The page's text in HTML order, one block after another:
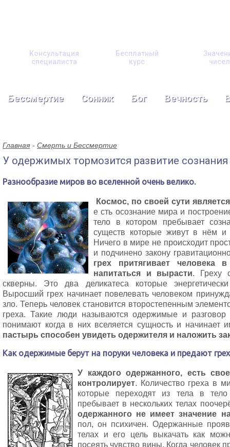
Консультация
специалиста
Бесплатный
курс
чисел
Бессмертие Сонник Бог Вечность
Главная Смерть и Бессмертие
У одержимых тормозится развитие сознания
Разнообразие миров во вселенной очень велико.
Космос, по своей сути
е сть осознание мира и
тело в котором пребывает
существ которые живут в нём и
Ничего в мире не происходит
и подчинено закону
грех притягивает человека
напитаться и вырасти. Греху
скверны. Это два деликатеса которые
Выросший грех начинает повелевать человеком
зло. Теперь человек становится второстепенным
греха. Такие люди называются одержимые и
понимают когда в них вселяется сущность и начинает
пастырь способен увидеть одержителя и наложить
Как одержимые берут на поруки человека и предают
У каждого одержанного, есть
контролирует. Количество греха в
которые переходят из тела в
пребывает в нескольких телах
одержанного не имеет значение
пол, он психичен. Одержанные
телах и его цель выкачать как
посеять чувство вины. Когда человек